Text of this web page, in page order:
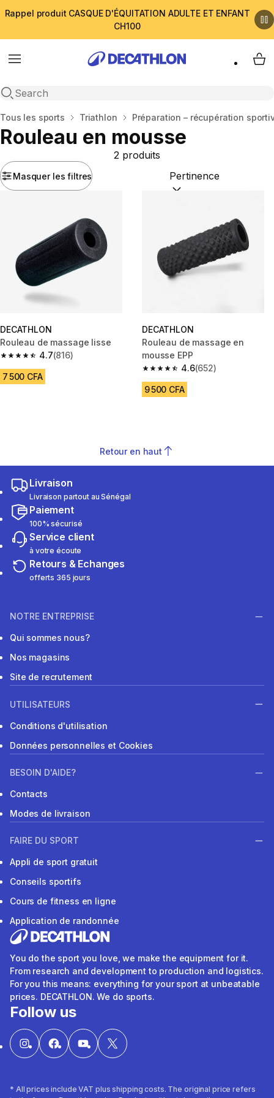
Rappel produit CASQUE D'ÉQUITATION ADULTE ET ENFANT
CH100
Menu
Open search
My
Accueil
Tous les sports Triathlon Préparation – récupération
Rouleau en mousse
Masquer les filtres
2 produits
Trier par :(optional)
DECATHLON
Rouleau de massage lisse
4.7
4.7 out of 5 stars from 816 reviews
(816)
7 500 CFA
DECATHLON
Rouleau de massage en
mousse EPP
4.6
4.6 out of 5 stars from 652
(652)
9 500 CFA
Retour en haut
Livraison
Livraison partout au Sénégal
Paiement
100% sécurisé
Service client
à votre écoute
Retours & Echanges
offerts 365 jours
NOTRE ENTREPRISE
Qui sommes nous?
Nos magasins
Site de recrutement
UTILISATEURS
Conditions d'utilisation
Données personnelles et Cookies
BESOIN D'AIDE?
Contacts
Modes de livraison
FAIRE DU SPORT
Appli de sport gratuit
Conseils sportifs
Cours de fitness en ligne
Application de randonnée
You do the sport you love, we make the equipment for it.
From research and development to production and logistics.
For you this means: everything for your sport at unbeatable
prices. DECATHLON. We do sports.
Follow us
* All prices include VAT plus shipping costs. The original price refers